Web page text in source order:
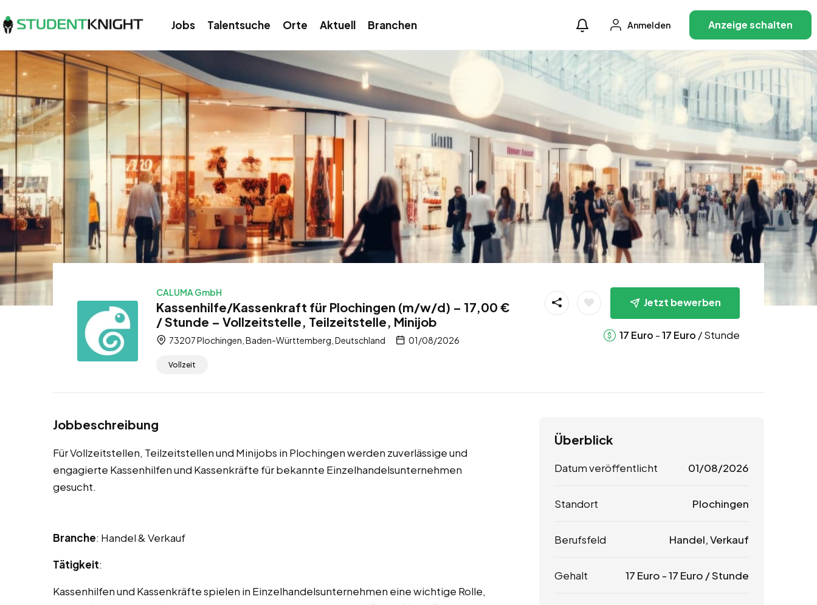
Jobs Talentsuche Orte Aktuell Branchen Anmelden Anzeige schalten
CALUMA GmbH
Kassenhilfe/Kassenkraft für Plochingen (m/w/d) – 17,00 €
/ Stunde – Vollzeitstelle, Teilzeitstelle, Minijob
73207 Plochingen, Baden-Württemberg, Deutschland 01/08/2026
Vollzeit
Jetzt bewerben
17 Euro -17 Euro / Stunde
Jobbeschreibung
Für Vollzeitstellen, Teilzeitstellen und Minijobs in Plochingen werden zuverlässige und
engagierte Kassenhilfen und Kassenkräfte für bekannte Einzelhandelsunternehmen
gesucht.
Branche: Handel & Verkauf
Tätigkeit:
Kassenhilfen und Kassenkräfte spielen in Einzelhandelsunternehmen eine wichtige Rolle,
Überblick
Datum veröffentlicht 01/08/2026
Standort Plochingen
Berufsfeld Handel, Verkauf
Gehalt 17 Euro -17 Euro / Stunde